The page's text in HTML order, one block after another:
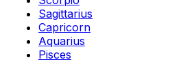
Sagittarius
Capricorn
Aquarius
Pisces